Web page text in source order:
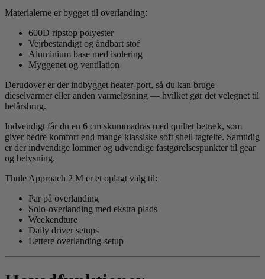
Materialerne er bygget til overlanding:
600D ripstop polyester
Vejrbestandigt og åndbart stof
Aluminium base med isolering
Myggenet og ventilation
Derudover er der indbygget heater-port, så du kan bruge
dieselvarmer eller anden varmeløsning — hvilket gør det velegnet til
helårsbrug.
Indvendigt får du en 6 cm skummadras med quiltet betræk, som
giver bedre komfort end mange klassiske soft shell tagtelte. Samtidig
er der indvendige lommer og udvendige fastgørelsespunkter til gear
og belysning.
Thule Approach 2 M er et oplagt valg til:
Par på overlanding
Solo-overlanding med ekstra plads
Weekendture
Daily driver setups
Lettere overlanding-setup